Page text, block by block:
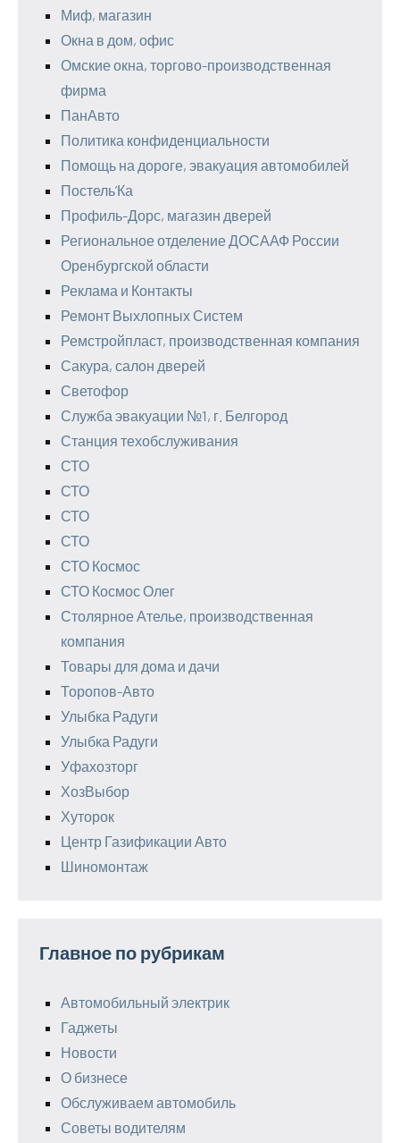
Миф, магазин
Окна в дом, офис
Омские окна, торгово-производственная
фирма
ПанАвто
Политика конфиденциальности
Помощь на дороге, эвакуация автомобилей
Постель’Ка
Профиль-Дорс, магазин дверей
Региональное отделение ДОСААФ России
Оренбургской области
Реклама и Контакты
Ремонт Выхлопных Систем
Ремстройпласт, производственная компания
Сакура, салон дверей
Светофор
Служба эвакуации №1, г. Белгород
Станция техобслуживания
СТО
СТО
СТО
СТО
СТО Космос
СТО Космос Олег
Столярное Ателье, производственная
компания
Товары для дома и дачи
Торопов-Авто
Улыбка Радуги
Улыбка Радуги
Уфахозторг
ХозВыбор
Хуторок
Центр Газификации Авто
Шиномонтаж
Главное по рубрикам
Автомобильный электрик
Гаджеты
Новости
О бизнесе
Обслуживаем автомобиль
Советы водителям